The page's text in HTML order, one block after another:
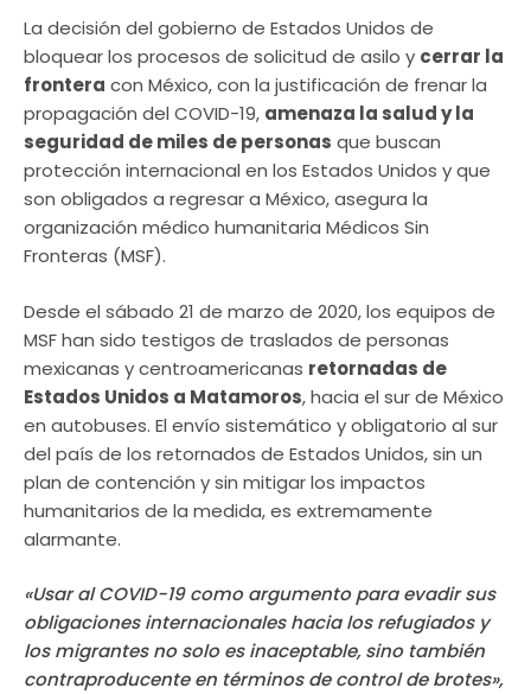
La decisión del gobierno de Estados Unidos de
bloquear los procesos de solicitud de asilo y cerrar la
frontera con México, con la justificación de frenar la
propagación del COVID-19, amenaza la salud y la
seguridad de miles de personas que buscan
protección internacional en los Estados Unidos y que
son obligados a regresar a México, asegura la
organización médico humanitaria Médicos Sin
Fronteras (MSF).
Desde el sábado 21 de marzo de 2020, los equipos de
MSF han sido testigos de traslados de personas
mexicanas y centroamericanas retornadas de
Estados Unidos a Matamoros, hacia el sur de México
en autobuses. El envío sistemático y obligatorio al sur
del país de los retornados de Estados Unidos, sin un
plan de contención y sin mitigar los impactos
humanitarios de la medida, es extremamente
alarmante.
«Usar al COVID-19 como argumento para evadir sus
obligaciones internacionales hacia los refugiados y
los migrantes no solo es inaceptable, sino también
contraproducente en términos de control de brotes»,